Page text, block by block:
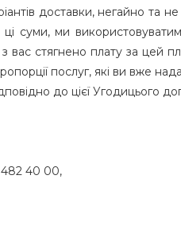
доставки, негайно та
суми, ми
стягнено плату за цей
послуг, які ви вже
до цієї Угодицього
482 40 00,